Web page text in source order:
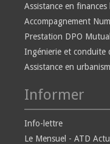
Assistance en finances
Accompagnement
Prestation DPO
Ingénierie et conduite
Assistance en
Informer
Info-lettre
Le Mensuel - ATD